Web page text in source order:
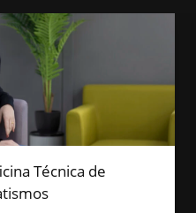
Técnica de